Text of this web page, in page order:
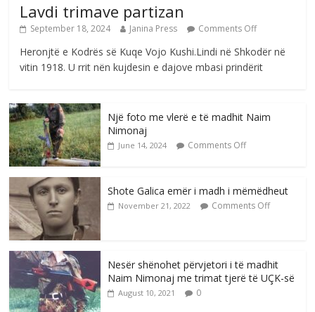
Lavdi trimave partizan
September 18, 2024 Janina Press Comments Off
Heronjtë e Kodrës së Kuqe Vojo Kushi.Lindi në Shkodër në
vitin 1918. U rrit nën kujdesin e dajove mbasi prindërit
Një foto me vlerë e të madhit Naim
Nimonaj
June 14, 2024 Comments Off
Shote Galica emër i madh i mëmëdheut
November 21, 2022 Comments Off
Nesër shënohet përvjetori i të madhit
Naim Nimonaj me trimat tjerë të UÇK-së
August 10, 2021 0